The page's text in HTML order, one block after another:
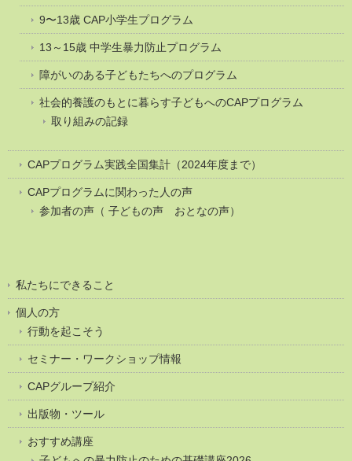
9〜13歳 CAP小学生プログラム
13～15歳 中学生暴力防止プログラム
障がいのある子どもたちへのプログラム
社会的養護のもとに暮らす子どもへのCAPプログラム
取り組みの記録
CAPプログラム実践全国集計（2024年度まで）
CAPプログラムに関わった人の声
参加者の声（ 子どもの声 おとなの声）
私たちにできること
個人の方
行動を起こそう
セミナー・ワークショップ情報
CAPグループ紹介
出版物・ツール
おすすめ講座